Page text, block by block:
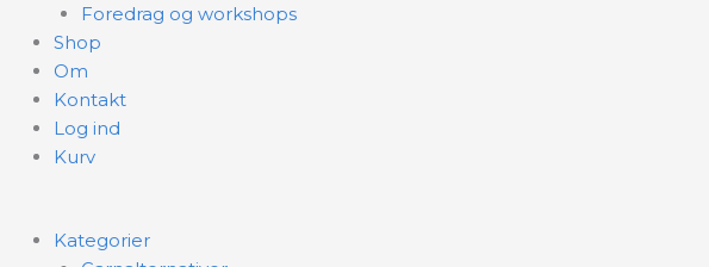
Foredrag og workshops
Shop
Om
Kontakt
Log ind
Kurv
Kategorier